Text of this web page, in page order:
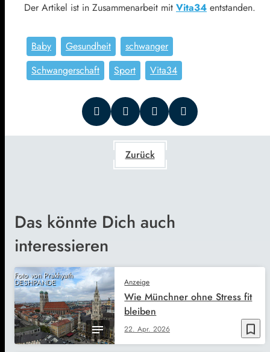
Der Artikel ist in Zusammenarbeit mit Vita34 entstanden.
Baby Gesundheit
schwanger
Schwangerschaft
Sport Vita34
Zurück
Das könnte Dich auch
interessieren
Foto von Prakhyath
DESHPANDE
bookmark_border
Anzeige
22. Apr. 2026
Wie Münchner ohne Stress fit
bleiben